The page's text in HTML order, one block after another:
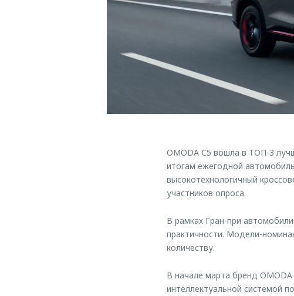
OMODA C5 вошла в ТОП-3
итогам ежегодной
высокотехнологичный
участников опроса.
В рамках Гран-при
практичности. Модели-
количеству.
В начале марта бренд
интеллектуальной системой